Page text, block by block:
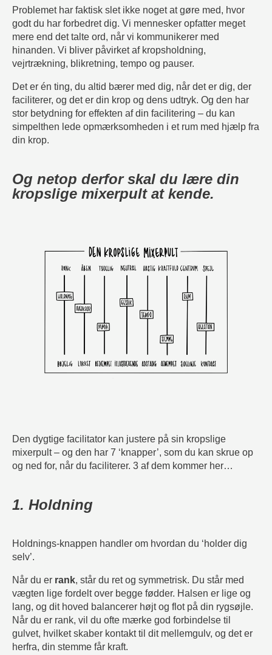
Problemet har faktisk slet ikke noget at gøre med, hvor
godt du har forbedret dig. Vi mennesker opfatter meget
mere end det talte ord, når vi kommunikerer med
hinanden. Vi bliver påvirket af kropsholdning,
vejrtrækning, blikretning, tempo og pauser.
Det er én ting, du altid bærer med dig, når det er dig, der
faciliterer, og det er din krop og dens udtryk. Og den har
stor betydning for effekten af din facilitering – du kan
simpelthen lede opmærksomheden i et rum med hjælp fra
din krop.
Og netop derfor skal du lære din
kropslige mixerpult at kende.
Den dygtige facilitator kan justere på sin kropslige
mixerpult – og den har 7 ‘knapper’, som du kan skrue op
og ned for, når du faciliterer. 3 af dem kommer her…
1. Holdning
Holdnings-knappen handler om hvordan du ‘holder dig
selv’.
Når du er rank, står du ret og symmetrisk. Du står med
vægten lige fordelt over begge fødder. Halsen er lige og
lang, og dit hoved balancerer højt og flot på din rygsøjle.
Når du er rank, vil du ofte mærke god forbindelse til
gulvet, hvilket skaber kontakt til dit mellemgulv, og det er
herfra, din stemme får kraft.